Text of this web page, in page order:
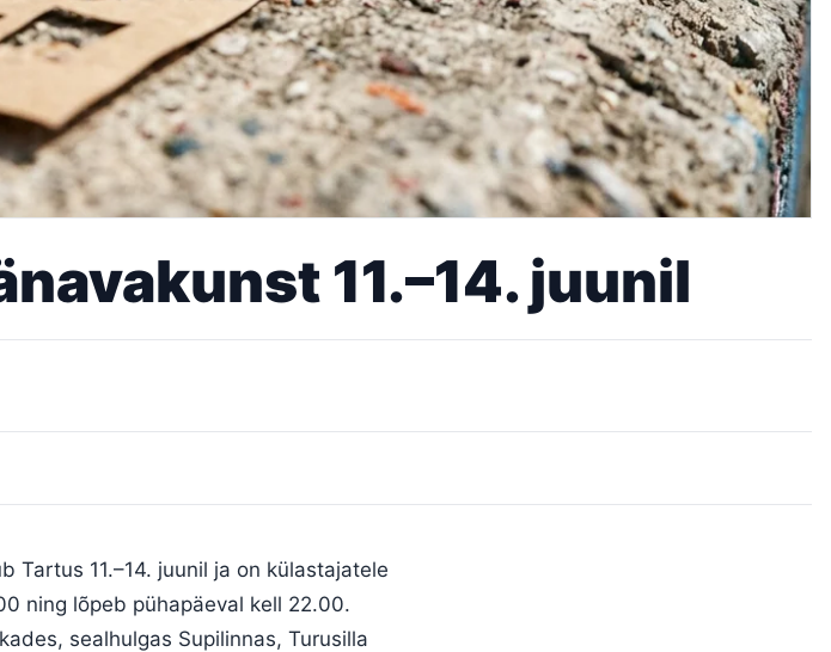
11.–14. juunil
Tartus 11.–14. juunil ja on külastajatele
ning lõpeb pühapäeval kell 22.00.
sealhulgas Supilinnas, Turusilla